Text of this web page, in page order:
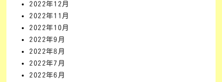
2022年12月
2022年11月
2022年10月
2022年9月
2022年8月
2022年7月
2022年6月